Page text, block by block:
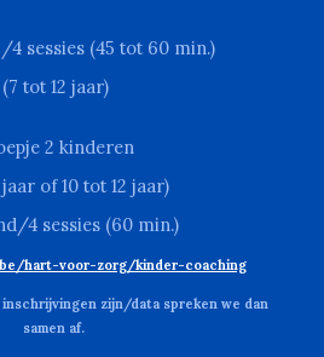
/4 sessies (45 tot 60 min.)
(7 tot 12 jaar)
2 kinderen
jaar of 10tot 12 jaar)
4 sessies (60 min.)
hart-voor-zorg/kinder-coaching
zijn/data spreken we dan
samen af.